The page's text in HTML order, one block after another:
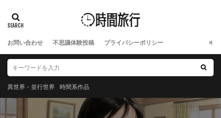
お問い合わせ 不思議体験投稿 プライバシーポリシー
異世界・並行世界 時間系作品